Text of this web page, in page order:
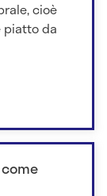
cioè
piatto da